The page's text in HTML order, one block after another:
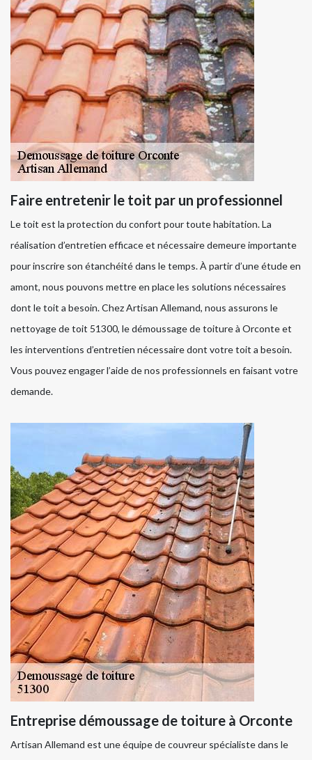
Faire entretenir le toit par un professionnel
Le toit est la protection du confort pour toute habitation. La
réalisation d’entretien efficace et nécessaire demeure importante
pour inscrire son étanchéité dans le temps. À partir d’une étude en
amont, nous pouvons mettre en place les solutions nécessaires
dont le toit a besoin. Chez Artisan Allemand, nous assurons le
nettoyage de toit 51300, le démoussage de toiture à Orconte et
les interventions d’entretien nécessaire dont votre toit a besoin.
Vous pouvez engager l’aide de nos professionnels en faisant votre
demande.
Entreprise démoussage de toiture à Orconte
Artisan Allemand est une équipe de couvreur spécialiste dans le